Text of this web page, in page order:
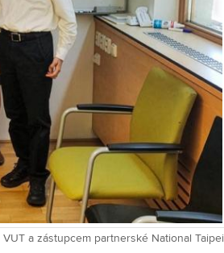
a zástupcem partnerské National Taipei